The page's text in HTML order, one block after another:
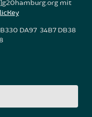
mit
DA97 34B7 DB38